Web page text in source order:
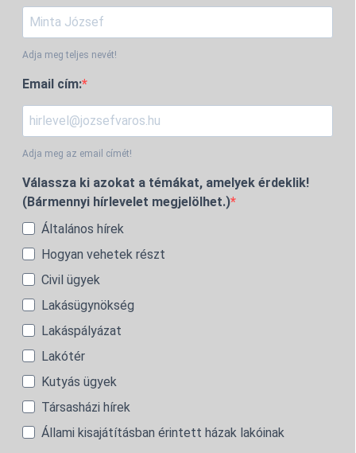
Adja meg teljes nevét!
Email cím:
Adja meg az email címét!
Válassza ki azokat a témákat, amelyek érdeklik!
(Bármennyi hírlevelet megjelölhet.)
Általános hírek
Hogyan vehetek részt
Civil ügyek
Lakásügynökség
Lakáspályázat
Lakótér
Kutyás ügyek
Társasházi hírek
Állami kisajátításban érintett házak lakóinak